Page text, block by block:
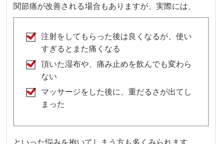
関節痛が改善される場合もありますが、実際には、
注射をしてもらった後は良くなるが、使い
すぎるとまた痛くなる
頂いた湿布や、痛み止めを飲んでも変わら
ない
マッサージをした後に、重だるさが出てし
まった